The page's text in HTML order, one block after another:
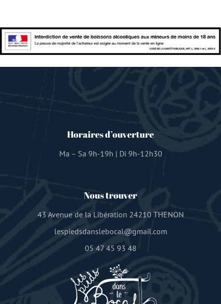
Horaires d’ouverture
Ma – Sa 9h-19h | Di 9h-12h30
Nous trouver
43 Avenue de la Libération 24210 THENON
lespiedsdanslebocal@gmail.com
05 47 45 93 48